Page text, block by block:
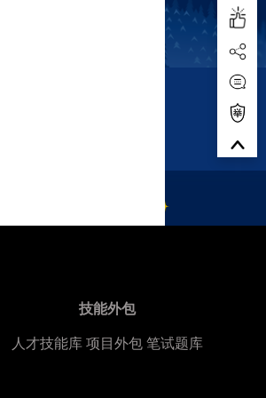
技能外包
人才技能库项目外包笔试题库